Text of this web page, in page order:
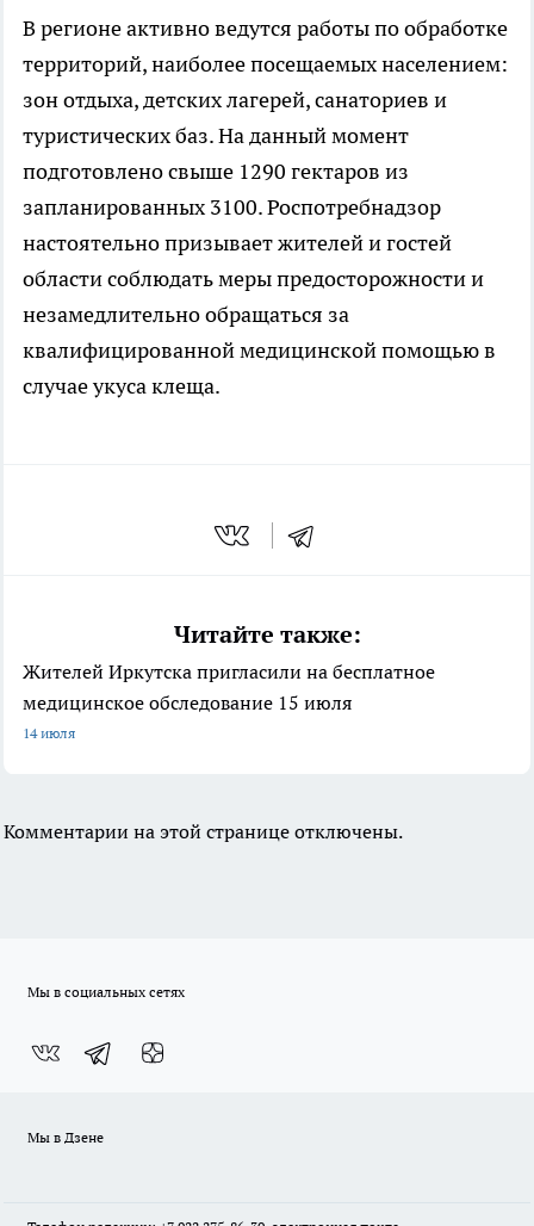
В регионе активно ведутся работы по обработке
территорий, наиболее посещаемых населением:
зон отдыха, детских лагерей, санаториев и
туристических баз. На данный момент
подготовлено свыше 1290 гектаров из
запланированных 3100. Роспотребнадзор
настоятельно призывает жителей и гостей
области соблюдать меры предосторожности и
незамедлительно обращаться за
квалифицированной медицинской помощью в
случае укуса клеща.
Читайте также:
Жителей Иркутска пригласили на бесплатное
медицинское обследование 15 июля
14 июля
Комментарии на этой странице отключены.
Мы в социальных сетях
Мы в Дзене